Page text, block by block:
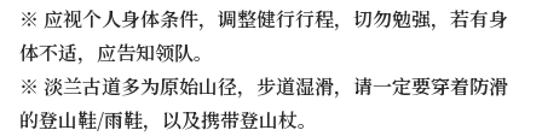
※ 应视个人身体条件，调整健行行程，切勿勉强，若有身
体不适，应告知领队。
※ 淡兰古道多为原始山径，步道湿滑，请一定要穿着防滑
的登山鞋/雨鞋，以及携带登山杖。